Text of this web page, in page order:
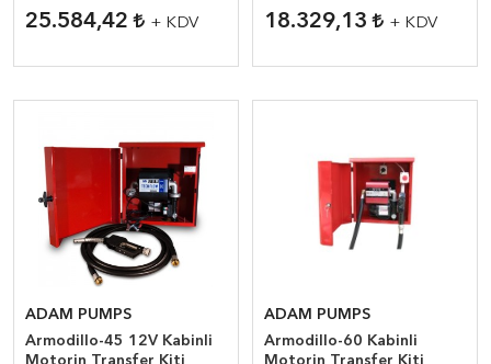
25.584,42 + KDV 18.329,13 + KDV
ADAM PUMPS
Armodillo-45 12V Kabinli
Motorin Transfer Kiti
ADAM PUMPS
Armodillo-60 Kabinli
Motorin Transfer Kiti